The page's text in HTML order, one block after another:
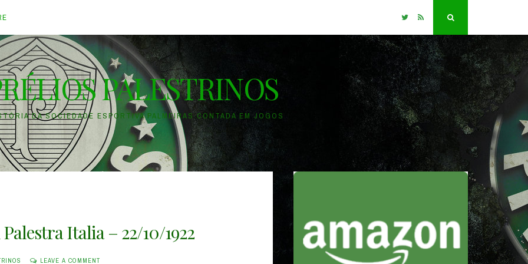
TwitterRSS
PALESTRINOS
DA SOCIEDADE ESPORTIVA PALMEIRAS CONTADA EM JOGOS
Italia – 22/10/1922
LEAVE A COMMENT